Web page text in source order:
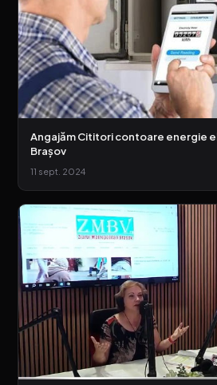
Angajăm Cititori contoare energie
Brașov
11 sept. 2024